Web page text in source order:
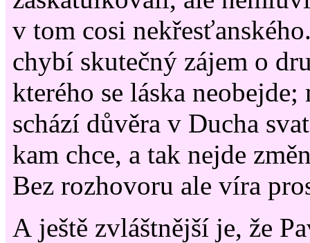
v tom cosi
chybí skutečný zájem o
kterého se láska
schází důvěra v Ducha
kam chce, a tak nejde
Bez rozhovoru ale víra
A ještě zvláštnější je, že